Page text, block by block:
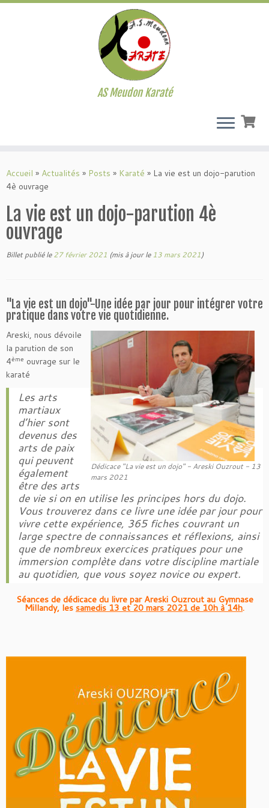
au
contenu
AS Meudon Karaté
Accueil » Actualités » Posts » Karaté » La vie est un dojo-parution
4è ouvrage
La vie est un dojo-parution 4è
ouvrage
Billet publié le27 février 2021 (mis à jour le 13 mars 2021)
"La vie est un dojo"-Une idée par jour pour intégrer votre
pratique dans votre vie quotidienne.
Dédicace "La vie est un dojo" - Areski Ouzrout - 13
mars 2021
Areski, nous dévoile
la parution de son
4ème ouvrage sur le
karaté
Les arts
martiaux
d’hier sont
devenus des
arts de paix
qui peuvent
également
être des arts
de vie si on en utilise les principes hors du dojo.
Vous trouverez dans ce livre une idée par jour pour
vivre cette expérience, 365 fiches couvrant un
large spectre de connaissances et réflexions, ainsi
que de nombreux exercices pratiques pour une
immersion complète dans votre discipline martiale
au quotidien, que vous soyez novice ou expert.
Séances de dédicace du livre par Areski Ouzrout au Gymnase
Millandy, lessamedis 13 et 20 mars 2021 de 10h à 14h.